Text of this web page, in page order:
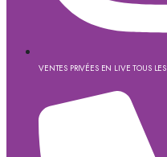
VENTES PRIVÉES EN LIVE TOUS LES